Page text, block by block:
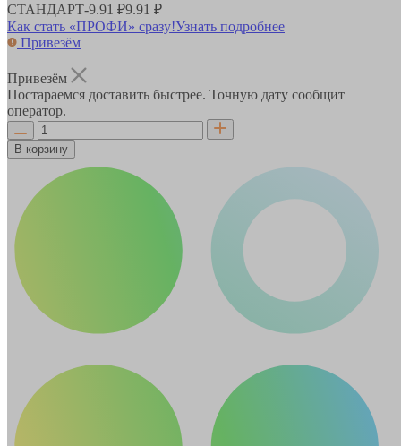
СТАНДАРТ-9.91 ₽9.91 ₽
Как стать «ПРОФИ» сразу!Узнать подробнее
Привезём
Привезём
Постараемся доставить быстрее. Точную дату сообщит
оператор.
В корзину